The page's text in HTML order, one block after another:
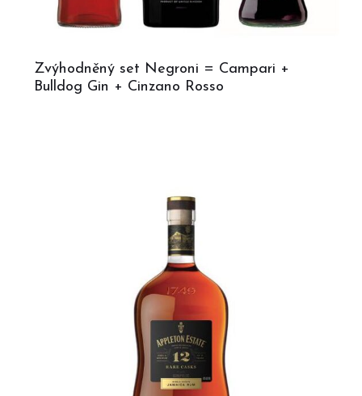
Zvýhodněný set Negroni = Campari +
Bulldog Gin + Cinzano Rosso